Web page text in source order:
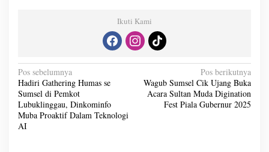
Ikuti Kami
N
a
v
i
Pos sebelumnya
Hadiri Gathering Humas se
Sumsel di Pemkot
Lubuklinggau, Dinkominfo
Muba Proaktif Dalam Teknologi
AI
Pos berikutnya
Wagub Sumsel Cik Ujang Buka
Acara Sultan Muda Digination
Fest Piala Gubernur 2025